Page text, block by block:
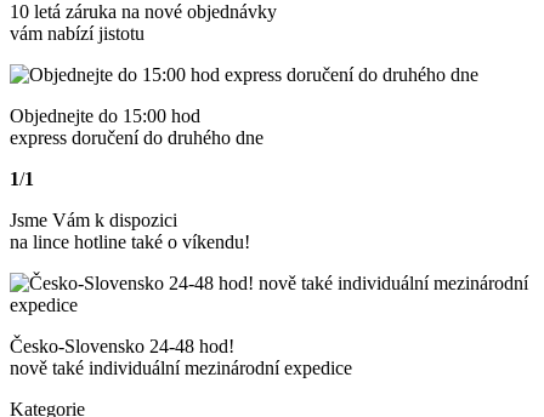
10 letá záruka na nové objednávky
vám nabízí jistotu
Objednejte do 15:00 hod
express doručení do druhého dne
1/1
Jsme Vám k dispozici
na lince hotline také o víkendu!
Česko-Slovensko 24-48 hod!
nově také individuální mezinárodní expedice
Kategorie